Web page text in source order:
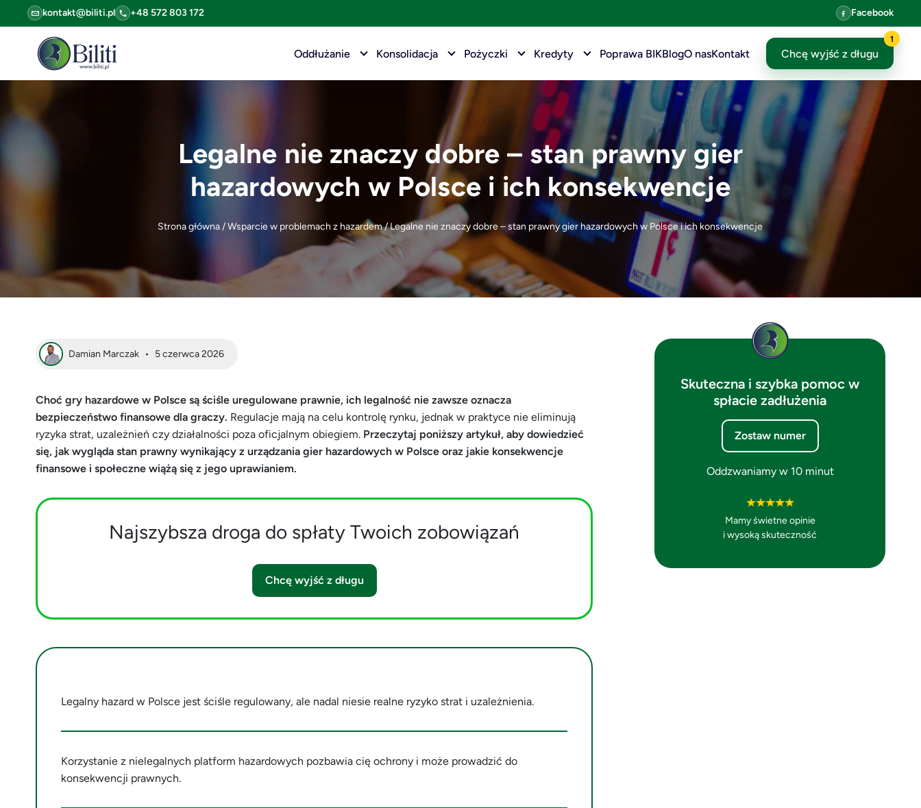
kontakt@biliti.pl +48 572 803 172 Facebook
Oddłużanie Konsolidacja Pożyczki Kredyty Poprawa BIKBlogO nasKontakt Chcę wyjść z długu
1
Legalne nie znaczy dobre – stan prawny gier
hazardowych w Polsce i ich konsekwencje
Strona główna/Wsparcie w problemach z hazardem/Legalne nie znaczy dobre – stan prawny gier hazardowych w Polsce i ich konsekwencje
Damian Marczak • 5 czerwca 2026
Choć gry hazardowe w Polsce są ściśle uregulowane prawnie, ich legalność nie zawsze oznacza
bezpieczeństwo finansowe dla graczy. Regulacje mają na celu kontrolę rynku, jednak w praktyce nie eliminują
ryzyka strat, uzależnień czy działalności poza oficjalnym obiegiem. Przeczytaj poniższy artykuł, aby dowiedzieć
się, jak wygląda stan prawny wynikający z urządzania gier hazardowych w Polsce oraz jakie konsekwencje
finansowe i społeczne wiążą się z jego uprawianiem.
Najszybsza droga do spłaty Twoich zobowiązań
Chcę wyjść z długu
Legalny hazard w Polsce jest ściśle regulowany, ale nadal niesie realne ryzyko strat i uzależnienia.
Korzystanie z nielegalnych platform hazardowych pozbawia cię ochrony i może prowadzić do
konsekwencji prawnych.
Skuteczna i szybka pomoc w
spłacie zadłużenia
Zostaw numer
Oddzwaniamy w 10 minut
Mamy świetne opinie
i wysoką skuteczność